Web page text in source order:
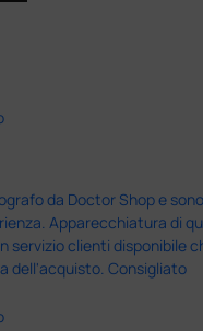
da Doctor Shop e
Apparecchiatura di
servizio clienti disponibile
dell'acquisto. Consigliato